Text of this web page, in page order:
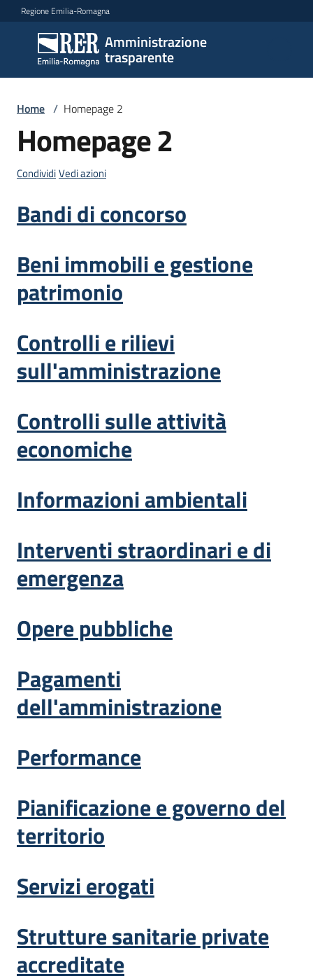
Vai al contenuto
Vai alla navigazione
Vai al footer
Regione Emilia-Romagna
Amministrazione
trasparente
Amministrazione
trasparente
Accesso
Home / Homepage 2
Homepage 2
CondividiVedi azioni
Bandi di concorso
Beni immobili e gestione
patrimonio
Controlli e rilievi
sull'amministrazione
Controlli sulle attività
economiche
Informazioni ambientali
Interventi straordinari e di
emergenza
Opere pubbliche
Pagamenti
dell'amministrazione
Performance
Pianificazione e governo del
territorio
Servizi erogati
Strutture sanitarie private
accreditate